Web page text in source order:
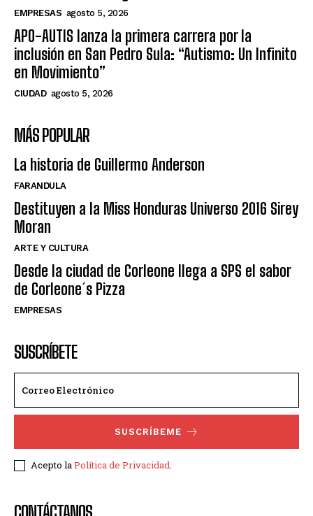
EMPRESAS agosto 5, 2026
APO-AUTIS lanza la primera carrera por la
inclusión en San Pedro Sula: “Autismo: Un Infinito
en Movimiento”
CIUDAD agosto 5, 2026
MÁS POPULAR
La historia de Guillermo Anderson
FARANDULA
Destituyen a la Miss Honduras Universo 2016 Sirey
Moran
ARTE Y CULTURA
Desde la ciudad de Corleone llega a SPS el sabor
de Corleone´s Pizza
EMPRESAS
SUSCRÍBETE
SUSCRÍBEME
Acepto laPolítica de Privacidad.